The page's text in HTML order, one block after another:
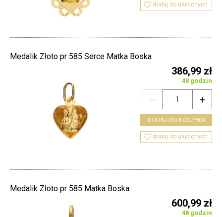
 dodaj do ulubionych
Medalik Złoto pr 585 Serce Matka Boska
386,99 zł
48 godzin


DODAJ DO KOSZYKA
 dodaj do ulubionych
Medalik Złoto pr 585 Matka Boska
600,99 zł
48 godzin